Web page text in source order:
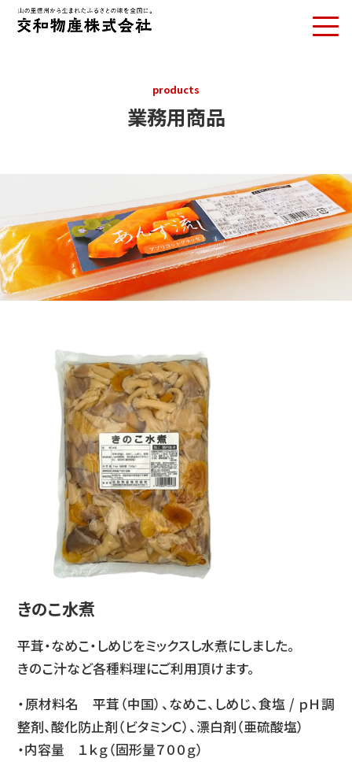
products
業務用商品
きのこ水煮
平茸・なめこ・しめじをミックスし水煮にしました。
きのこ汁など各種料理にご利用頂けます。
・原材料名 平茸（中国）、なめこ、しめじ、食塩 / ｐＨ調
整剤、酸化防止剤（ビタミンＣ）、漂白剤（亜硫酸塩）
・内容量 １ｋｇ（固形量７００ｇ）